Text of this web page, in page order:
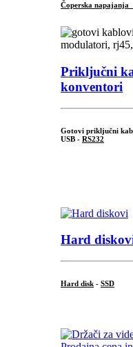
Čoperska
Priključni
konventori
Gotovi priključni
USB - RS232
Hard
Hard disk - SSD